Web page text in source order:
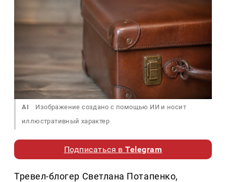
AI
Изображение создано с помощью ИИ и носит
иллюстративный характер
Подписаться вTelegram
Тревел-блогер Светлана Потапенко,